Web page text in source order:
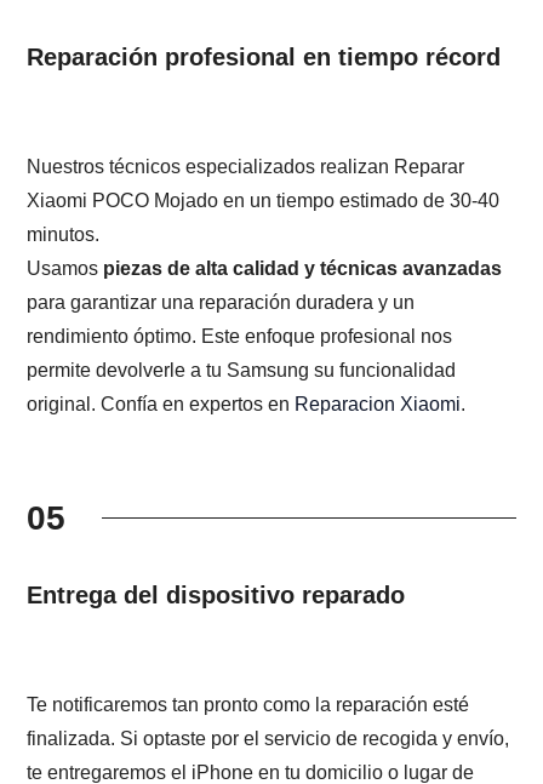
Reparación profesional en tiempo récord
Nuestros técnicos especializados realizan Reparar
Xiaomi POCO Mojado en un tiempo estimado de 30-40
minutos.
Usamos piezas de alta calidad y técnicas avanzadas
para garantizar una reparación duradera y un
rendimiento óptimo. Este enfoque profesional nos
permite devolverle a tu Samsung su funcionalidad
original. Confía en expertos en Reparacion Xiaomi.
05
Entrega del dispositivo reparado
Te notificaremos tan pronto como la reparación esté
finalizada. Si optaste por el servicio de recogida y envío,
te entregaremos el iPhone en tu domicilio o lugar de